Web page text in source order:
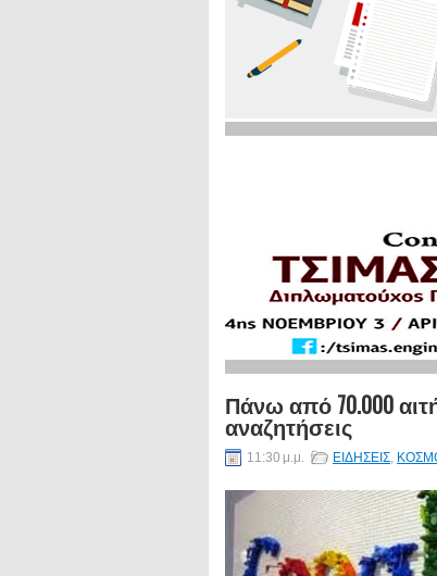
Πάνω από 70.000
αναζητήσεις
11:30 μ.μ. ΕΙΔΗΣΕΙΣ,